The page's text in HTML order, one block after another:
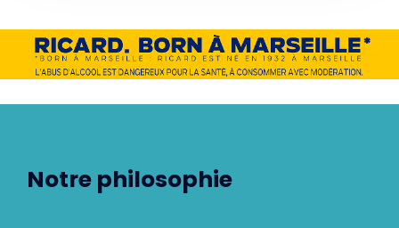
Notre philosophie